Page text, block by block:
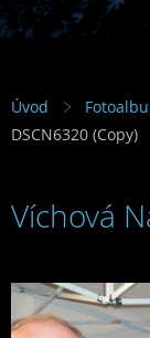
Úvod
DSCN6320 (Copy)
Víchová